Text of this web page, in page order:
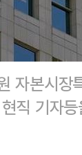
자본시장
직 기자